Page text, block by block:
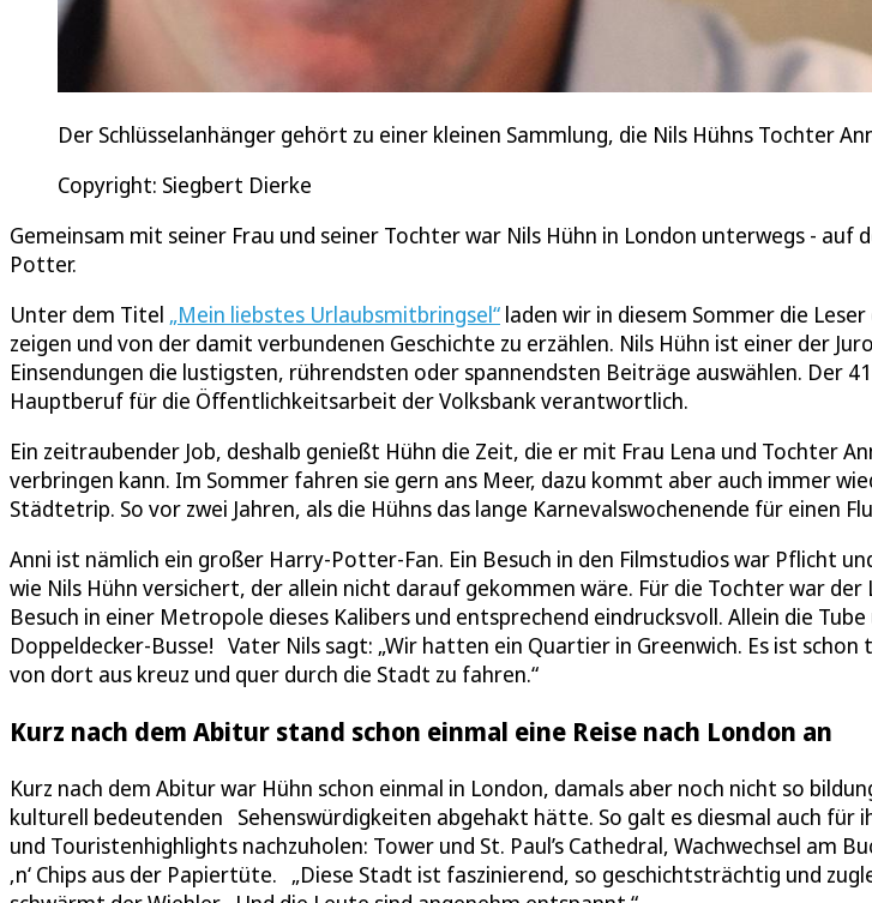
Der Schlüsselanhänger gehört zu einer kleinen Sammlung, die Nils Hühns Tochter
Copyright: Siegbert Dierke
Gemeinsam mit seiner Frau und seiner Tochter war Nils Hühn in London unterwegs - auf
Potter.
Unter dem Titel „Mein liebstes Urlaubsmitbringsel“ laden wir in diesem Sommer die
zeigen und von der damit verbundenen Geschichte zu erzählen. Nils Hühn ist einer der
Einsendungen die lustigsten, rührendsten oder spannendsten Beiträge auswählen. Der
Hauptberuf für die Öffentlichkeitsarbeit der Volksbank verantwortlich.
Ein zeitraubender Job, deshalb genießt Hühn die Zeit, die er mit Frau Lena und Tochter
verbringen kann. Im Sommer fahren sie gern ans Meer, dazu kommt aber auch immer
Städtetrip. So vor zwei Jahren, als die Hühns das lange Karnevalswochenende für einen
Anni ist nämlich ein großer Harry-Potter-Fan. Ein Besuch in den Filmstudios war Pflicht
wie Nils Hühn versichert, der allein nicht darauf gekommen wäre. Für die Tochter war
Besuch in einer Metropole dieses Kalibers und entsprechend eindrucksvoll. Allein die
Doppeldecker-Busse! Vater Nils sagt: „Wir hatten ein Quartier in Greenwich. Es ist
von dort aus kreuz und quer durch die Stadt zu fahren.“
Kurz nach dem Abitur stand schon einmal eine Reise nach London an
Kurz nach dem Abitur war Hühn schon einmal in London, damals aber noch nicht so
kulturell bedeutenden Sehenswürdigkeiten abgehakt hätte. So galt es diesmal auch für
und Touristenhighlights nachzuholen: Tower und St. Paul’s Cathedral, Wachwechsel am
‚n‘ Chips aus der Papiertüte. „Diese Stadt ist faszinierend, so geschichtsträchtig und